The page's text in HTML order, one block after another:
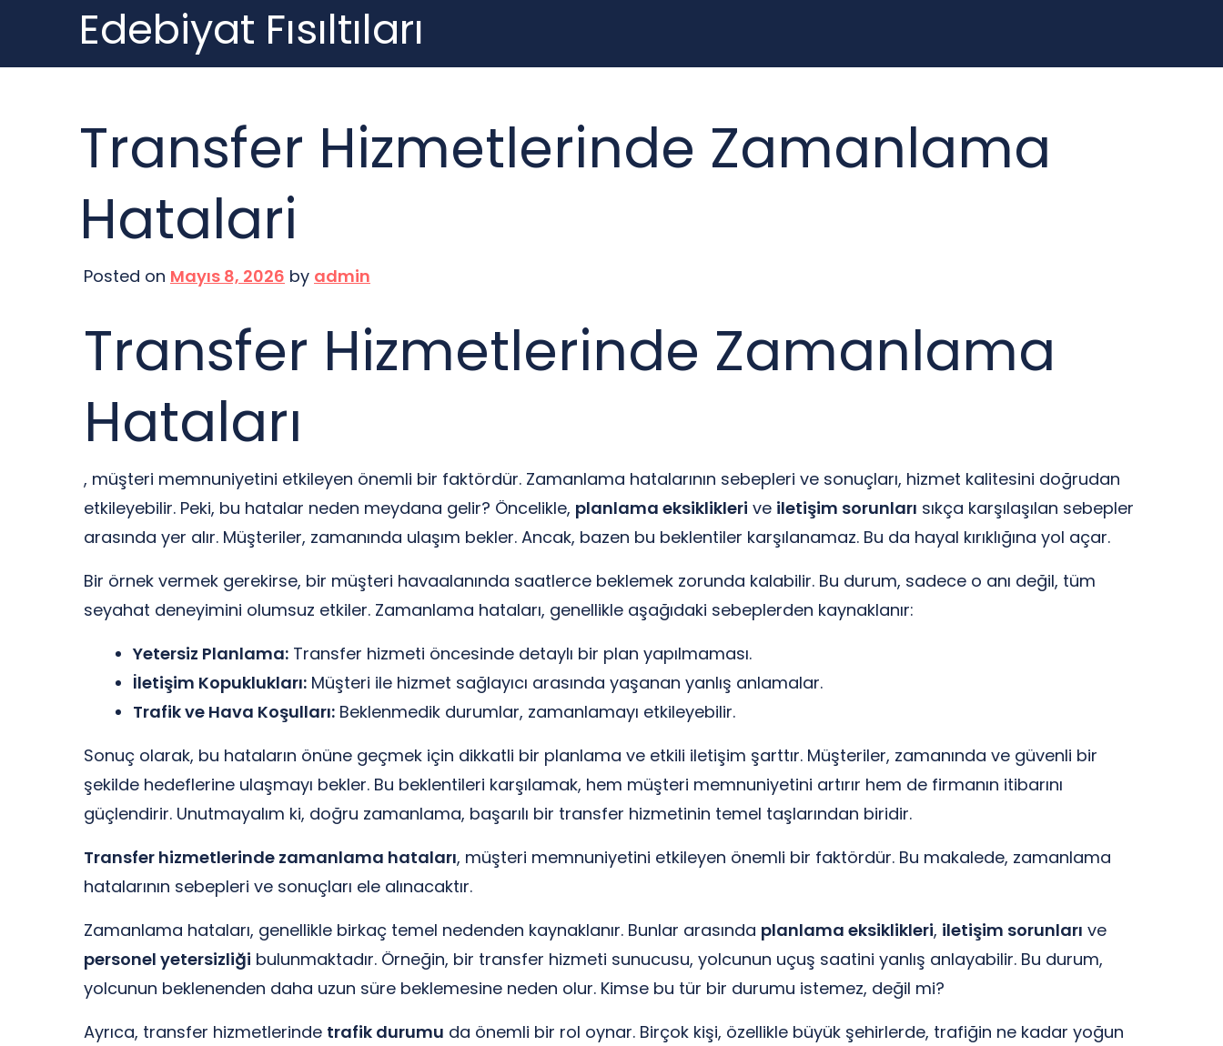
content
Edebiyat Fısıltıları
Transfer Hizmetlerinde Zamanlama
Hatalari
Posted on Mayıs 8, 2026 by admin
Transfer Hizmetlerinde Zamanlama
Hataları
, müşteri memnuniyetini etkileyen önemli bir faktördür. Zamanlama hatalarının sebepleri ve sonuçları, hizmet kalitesini doğrudan
etkileyebilir. Peki, bu hatalar neden meydana gelir? Öncelikle, planlama eksiklikleri ve iletişim sorunları sıkça karşılaşılan sebepler
arasında yer alır. Müşteriler, zamanında ulaşım bekler. Ancak, bazen bu beklentiler karşılanamaz. Bu da hayal kırıklığına yol açar.
Bir örnek vermek gerekirse, bir müşteri havaalanında saatlerce beklemek zorunda kalabilir. Bu durum, sadece o anı değil, tüm
seyahat deneyimini olumsuz etkiler. Zamanlama hataları, genellikle aşağıdaki sebeplerden kaynaklanır:
Yetersiz Planlama: Transfer hizmeti öncesinde detaylı bir plan yapılmaması.
İletişim Kopuklukları: Müşteri ile hizmet sağlayıcı arasında yaşanan yanlış anlamalar.
Trafik ve Hava Koşulları: Beklenmedik durumlar, zamanlamayı etkileyebilir.
Sonuç olarak, bu hataların önüne geçmek için dikkatli bir planlama ve etkili iletişim şarttır. Müşteriler, zamanında ve güvenli bir
şekilde hedeflerine ulaşmayı bekler. Bu beklentileri karşılamak, hem müşteri memnuniyetini artırır hem de firmanın itibarını
güçlendirir. Unutmayalım ki, doğru zamanlama, başarılı bir transfer hizmetinin temel taşlarından biridir.
Transfer hizmetlerinde zamanlama hataları, müşteri memnuniyetini etkileyen önemli bir faktördür. Bu makalede, zamanlama
hatalarının sebepleri ve sonuçları ele alınacaktır.
Zamanlama hataları, genellikle birkaç temel nedenden kaynaklanır. Bunlar arasında planlama eksiklikleri, iletişim sorunları ve
personel yetersizliği bulunmaktadır. Örneğin, bir transfer hizmeti sunucusu, yolcunun uçuş saatini yanlış anlayabilir. Bu durum,
yolcunun beklenenden daha uzun süre beklemesine neden olur. Kimse bu tür bir durumu istemez, değil mi?
Ayrıca, transfer hizmetlerinde trafik durumu da önemli bir rol oynar. Birçok kişi, özellikle büyük şehirlerde, trafiğin ne kadar yoğun